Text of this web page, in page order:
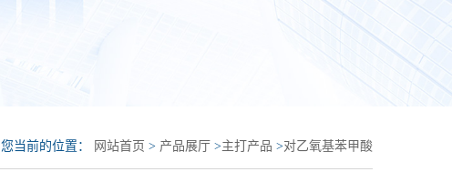
您当前的位置： 网站首页 > 产品展厅 >主打产品 >对乙氧基苯甲酸